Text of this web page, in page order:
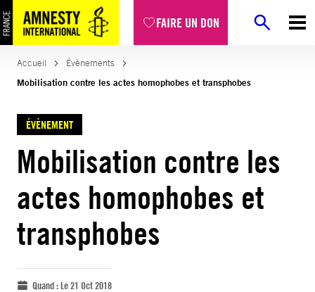
FAIRE UN DON
Accueil
Évènements
Mobilisation contre les actes homophobes et transphobes
ÉVÈNEMENT
Mobilisation contre les
actes homophobes et
transphobes
Quand :Le 21 Oct 2018